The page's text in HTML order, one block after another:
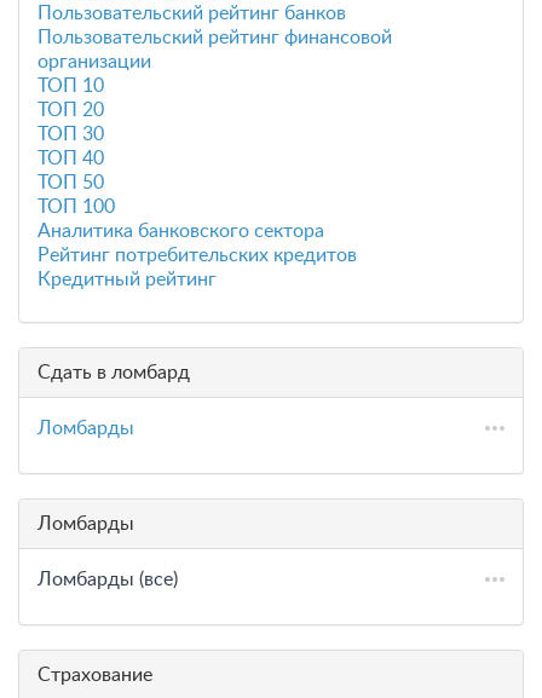
Пользовательский рейтинг банков
Пользовательский рейтинг финансовой
организации
ТОП 10
ТОП 20
ТОП 30
ТОП 40
ТОП 50
ТОП 100
Аналитика банковского сектора
Рейтинг потребительских кредитов
Кредитный рейтинг
Сдать в ломбард
Ломбарды
Ломбарды
Ломбарды (все)
Страхование